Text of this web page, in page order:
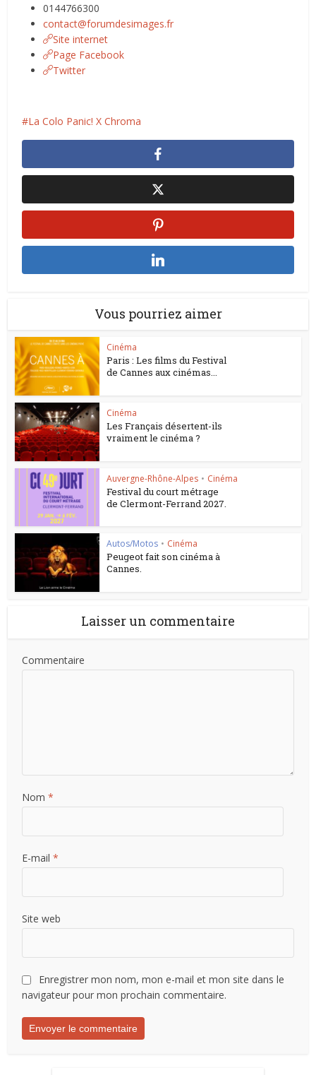
0144766300
contact@forumdesimages.fr
Site internet
Page Facebook
Twitter
La Colo Panic! X Chroma
Vous pourriez aimer
Cinéma
Paris : Les films du Festival
de Cannes aux cinémas...
Cinéma
Les Français désertent-ils
vraiment le cinéma ?
Auvergne-Rhône-Alpes • Cinéma
Festival du court métrage
de Clermont-Ferrand 2027.
Autos/Motos • Cinéma
Peugeot fait son cinéma à
Cannes.
Laisser un commentaire
Commentaire
Nom*
E-mail*
Site web
Enregistrer mon nom, mon e-mail et mon site dans le
navigateur pour mon prochain commentaire.